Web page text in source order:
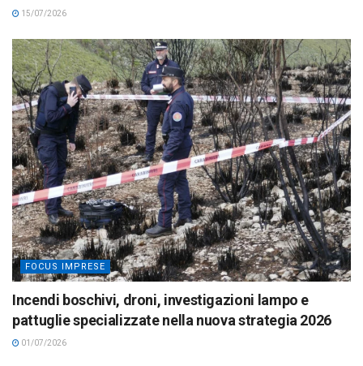
15/07/2026
FOCUS IMPRESE
Incendi boschivi, droni, investigazioni lampo e
pattuglie specializzate nella nuova strategia 2026
01/07/2026